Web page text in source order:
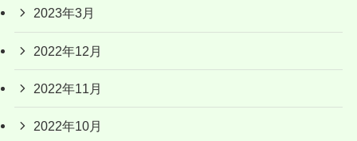
2023年3月
2022年12月
2022年11月
2022年10月